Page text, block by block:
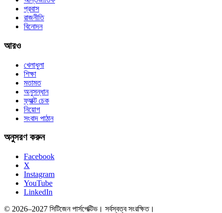
প্রবাস
রাজনীতি
বিনোদন
আরও
খেলাধুলা
শিক্ষা
মতামত
অনুসন্ধান
ফ্যাক্ট চেক
নিয়োগ
সংবাদ পাঠান
অনুসরণ করুন
Facebook
X
Instagram
YouTube
LinkedIn
© 2026–2027 সিটিজেন পার্সপেক্টিভ। সর্বস্বত্ব সংরক্ষিত।